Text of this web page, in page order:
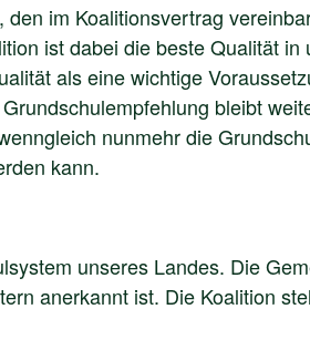
im Koalitionsvertrag
ist dabei die beste Qualität
als eine wichtige
bleibt
nunmehr die
kann.
unseres Landes. Die
anerkannt ist. Die Koalition